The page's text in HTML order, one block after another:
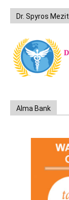
Dr. Spyros
Alma Bank